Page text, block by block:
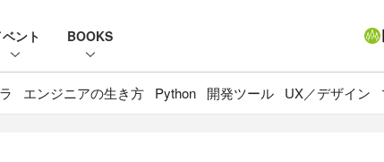
ント BOOKS
エンジニアの生き方 Python 開発ツール UX／デザイン